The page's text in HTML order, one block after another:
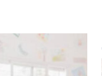
Calle Margarita
Godoy